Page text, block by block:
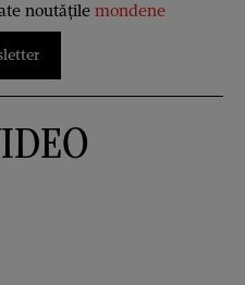
noutățile mondene